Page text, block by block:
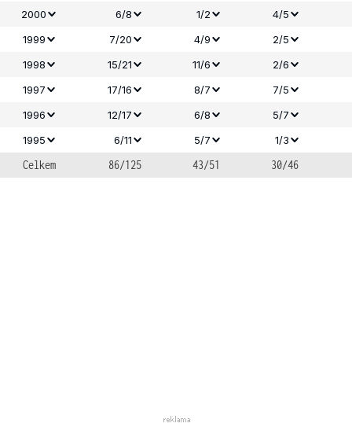
2000
6/8 1/2
4/5
1999
7/20 4/9
2/5
1998
15/21 11/6
2/6
1997
17/16 8/7
7/5
1996
12/17 6/8
5/7
1995
6/11 5/7 1/3
Celkem 86/125 43/51 30/46